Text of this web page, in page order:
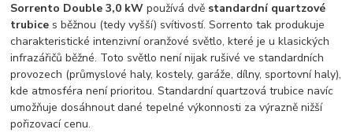
Sorrento Double 3,0 kW používá dvě standardní quartzové
trubice s běžnou (tedy vyšší) svítivostí. Sorrento tak produkuje
charakteristické intenzivní oranžové světlo, které je u klasických
infrazářičů běžné. Toto světlo není nijak rušivé ve standardních
provozech (průmyslové haly, kostely, garáže, dílny, sportovní haly),
kde atmosféra není prioritou. Standardní quartzová trubice navíc
umožňuje dosáhnout dané tepelné výkonnosti za výrazně nižší
pořizovací cenu.